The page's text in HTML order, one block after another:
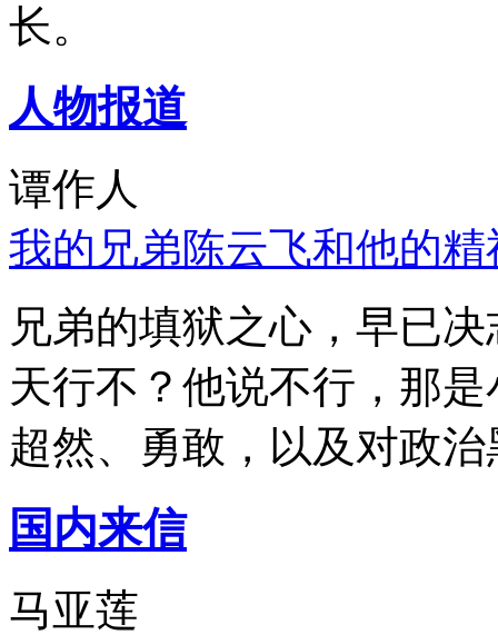
长。
人物报道
谭作人
我的兄弟陈云飞和他的
兄弟的填狱之心，早已
天行不？他说不行，那
超然、勇敢，以及对政
国内来信
马亚莲